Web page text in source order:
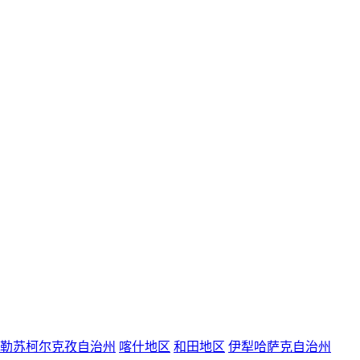
苏柯尔克孜自治州 喀什地区 和田地区 伊犁哈萨克自治州